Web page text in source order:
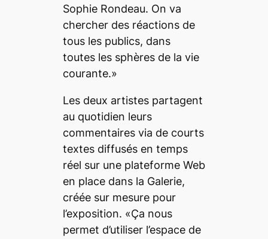
Sophie Rondeau. On va
chercher des réactions de
tous les publics, dans
toutes les sphères de la vie
courante.»
Les deux artistes partagent
au quotidien leurs
commentaires via de courts
textes diffusés en temps
réel sur une plateforme Web
en place dans la Galerie,
créée sur mesure pour
l’exposition. «Ça nous
permet d’utiliser l’espace de